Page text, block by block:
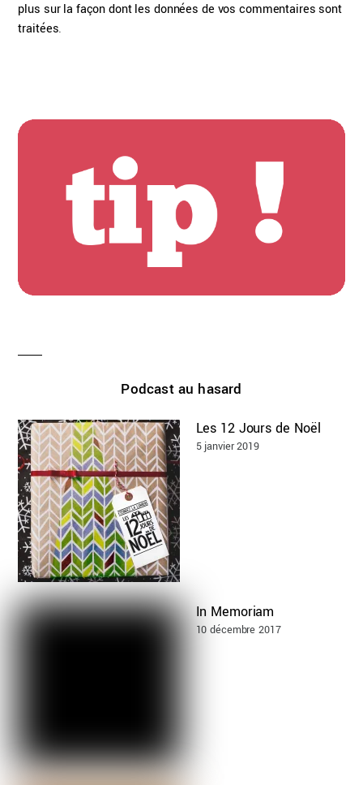
plus sur la façon dont les données de vos commentaires sont
traitées.
Podcast au hasard
Les 12 Jours de Noël
5 janvier 2019
In Memoriam
10 décembre 2017